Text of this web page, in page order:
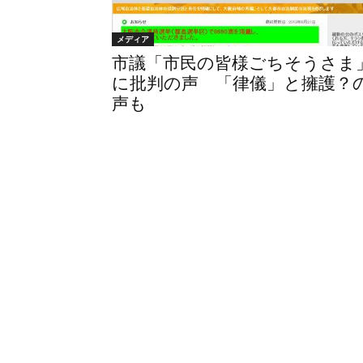
メディア
市議「市民の皆様ごちそうさま
に批判の声 「律儀」と擁護？
声も